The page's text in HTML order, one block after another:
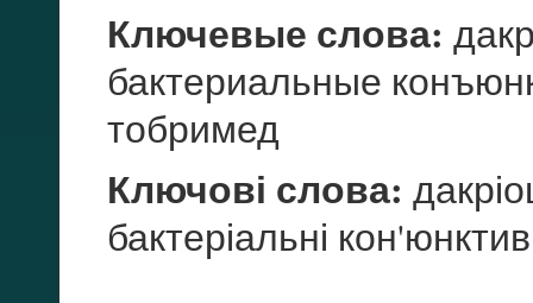
Ключевые слова:
бактериальные
тобримед
Ключові слова:
бактеріальні